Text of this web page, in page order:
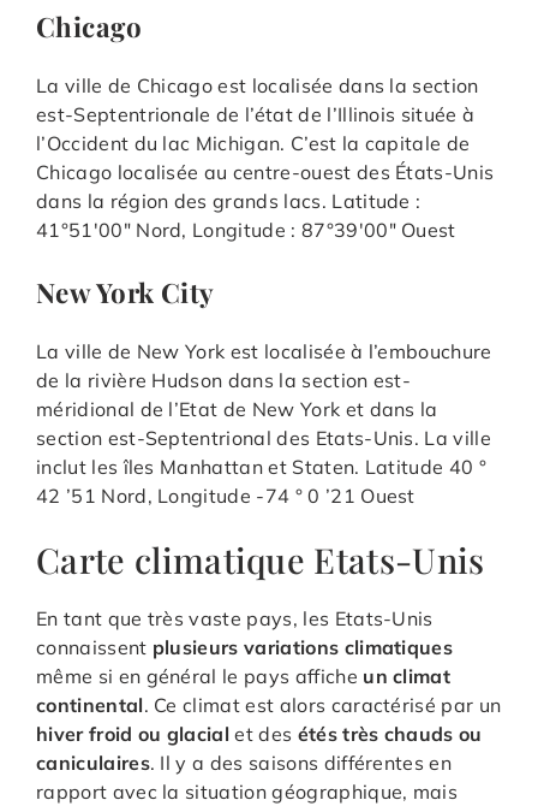
Chicago
La ville de Chicago est localisée dans la section
est-Septentrionale de l’état de l’Illinois située à
l’Occident du lac Michigan. C’est la capitale de
Chicago localisée au centre-ouest des États-Unis
dans la région des grands lacs. Latitude :
41°51′00″ Nord, Longitude : 87°39′00″ Ouest
New York City
La ville de New York est localisée à l’embouchure
de la rivière Hudson dans la section est-
méridional de l’Etat de New York et dans la
section est-Septentrional des Etats-Unis. La ville
inclut les îles Manhattan et Staten. Latitude 40 °
42 ’51 Nord, Longitude -74 ° 0 ’21 Ouest
Carte climatique Etats-Unis
En tant que très vaste pays, les Etats-Unis
connaissent plusieurs variations climatiques
même si en général le pays affiche un climat
continental. Ce climat est alors caractérisé par un
hiver froid ou glacial et des étés très chauds ou
caniculaires. Il y a des saisons différentes en
rapport avec la situation géographique, mais